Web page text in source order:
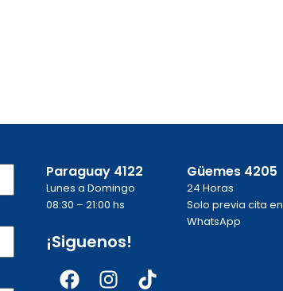
Paraguay 4122
Lunes a Domingo
08:30 – 21:00 hs
¡Siguenos!
Facebook
Instagram
Tiktok
Güemes 4205
24 Horas
Solo previa cita en
WhatsApp